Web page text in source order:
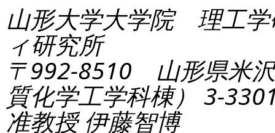
山形大学大学院 理工学
ィ研究所
〒992-8510 山形県米
質化学工学科棟） 3-
准教授 伊藤智博